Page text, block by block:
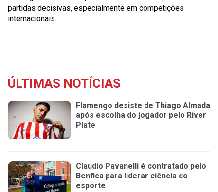
partidas decisivas, especialmente em competições
internacionais.
ÚLTIMAS NOTÍCIAS
Flamengo desiste de Thiago Almada
após escolha do jogador pelo River
Plate
...
Claudio Pavanelli é contratado pelo
Benfica para liderar ciência do
esporte